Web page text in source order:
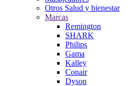
Otros Salud y bienestar
Marcas
Remington
SHARK
Philips
Gama
Kalley
Conair
Dyson